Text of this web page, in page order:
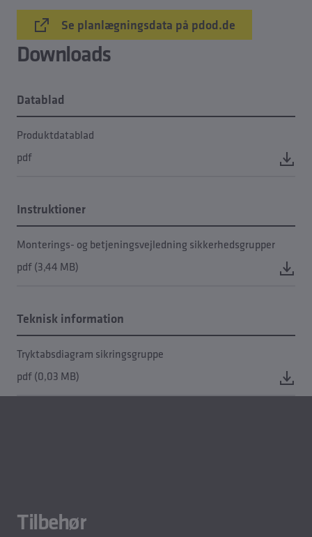
Se planlægningsdata på pdod.de
Downloads
Datablad
Produktdatablad
pdf
Instruktioner
Monterings- og betjeningsvejledning sikkerhedsgrupper
pdf (3,44 MB)
Teknisk information
Tryktabsdiagram sikringsgruppe
pdf (0,03 MB)
Tilbehør